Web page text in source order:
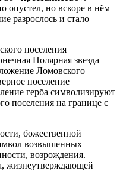
опустел, но вскоре в нём
разрослось и стало
поселения
Полярная звезда
Ломовского
поселение
герба символизируют
поселения на границе с
божественной
возвышенных
возрождения.
жизнеутверждающей